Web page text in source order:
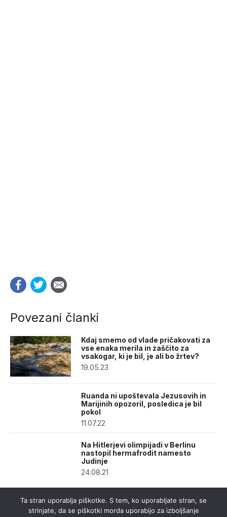
Povezani članki
Kdaj smemo od vlade pričakovati za
vse enaka merila in zaščito za
vsakogar, ki je bil, je ali bo žrtev?
19.05.23
Ruanda ni upoštevala Jezusovih in
Marijinih opozoril, posledica je bil
pokol
11.07.22
Na Hitlerjevi olimpijadi v Berlinu
nastopil hermafrodit namesto
Judinje
24.08.21
Ta stran uporablja piškotke. S tem, ko uporabljate stran, se
strinjate, da se piškotki morda uporabijo za izboljšanje